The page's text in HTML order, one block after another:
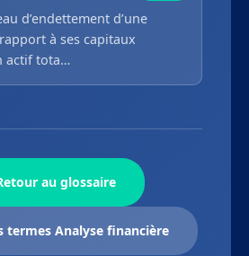
d’endettement d’une
à ses capitaux
actif tota…
au glossaire
termes Analyse financière